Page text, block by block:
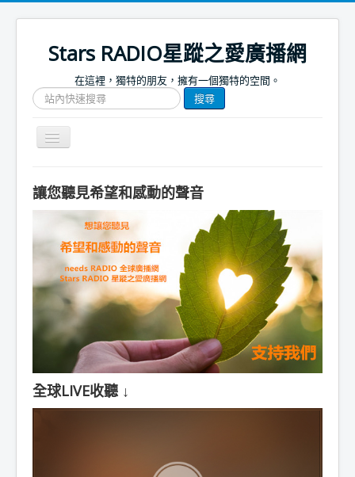
Stars RADIO星蹤之愛廣播網
在這裡，獨特的朋友，擁有一個獨特的空間。
搜
尋
網
文
搜尋
Toggle
Navigation
首頁
捐款支持
節目表
節目簡介
節目預告
讓您聽見希望和感動的聲音
全球LIVE收聽 ↓